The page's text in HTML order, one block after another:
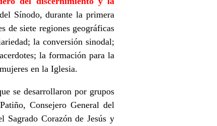
Sínodo, durante la primera
de siete regiones geográficas
la conversión sinodal;
la formación para la
en la Iglesia.
se desarrollaron por grupos
Consejero General del
Corazón de Jesús y